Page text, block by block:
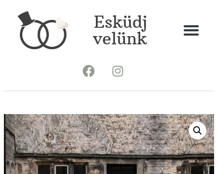
Esküdj
velünk
Gépjármű dekoráció